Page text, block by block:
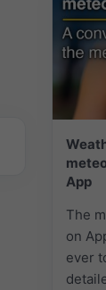
App
The
on
ever